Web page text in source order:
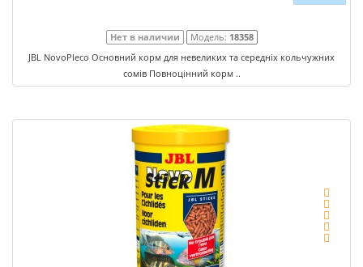
Нет в наличии Модель: 18358
JBL NovoPleco Основний корм для невеликих та середніх кольчужних
сомів Повноцінний корм ..